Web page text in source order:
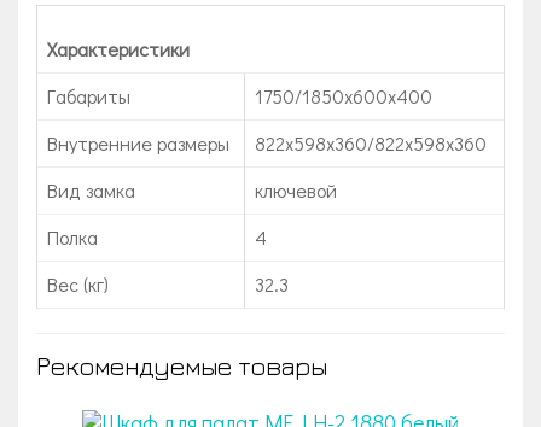
Характеристики
Габариты
1750/1850x600x400
Внутренние размеры
822x598x360/822x598x360
Вид замка
ключевой
Полка
4
Вес (кг)
32.3
Рекомендуемые товары